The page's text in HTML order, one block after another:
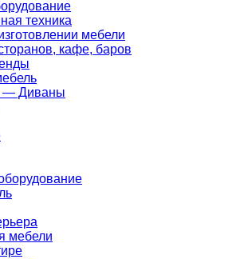
техника
мебели
кафе, баров
— Диваны
мебели